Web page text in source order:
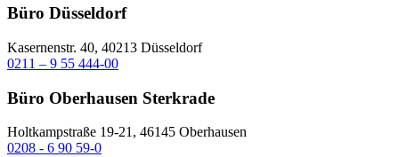
Büro Düsseldorf
Kasernenstr. 40, 40213 Düsseldorf
0211 – 9 55 444-00
Büro Oberhausen Sterkrade
Holtkampstraße 19-21, 46145 Oberhausen
0208 - 6 90 59-0